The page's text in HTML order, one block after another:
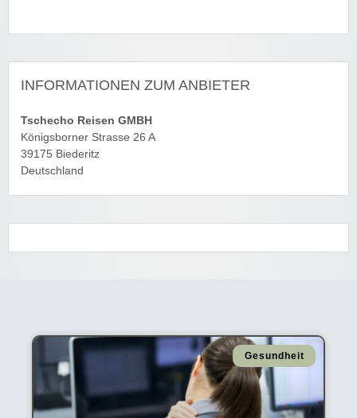
INFORMATIONEN ZUM ANBIETER
Tschecho Reisen GMBH
Königsborner Strasse 26 A
39175 Biederitz
Deutschland
Gesundheit